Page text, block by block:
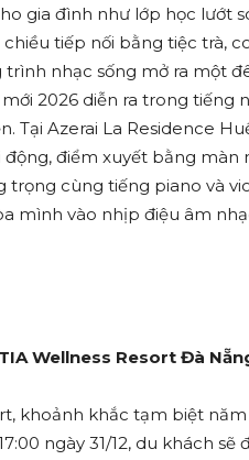
gia đình như lớp học lướt
tiếp nối bằng tiệc trà,
nhạc sống mở ra một
2026 diễn ra trong tiếng
Tại Azerai La Residence
điểm xuyết bằng
trọng cùng tiếng piano và
mình vào nhịp điệu âm
Wellness Resort Đà
khoảnh khắc tạm biệt
ngày 31/12, du khách